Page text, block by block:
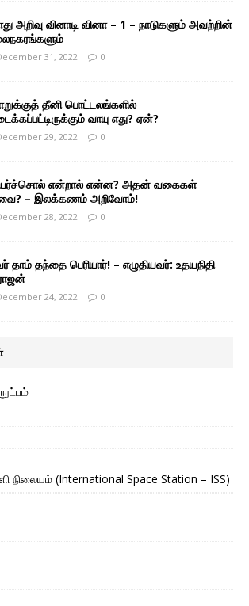
அறிவு வினாடி வினா – 1 – நாடுகளும் அவற்றின்
31, 2022 0
தீனி பொட்டலங்களில்
வாயு எது? ஏன்?
29, 2022 0
என்றால் என்ன? அதன் வகைகள்
– இலக்கணம் அறிவோம்!
28, 2022 0
தாம் தந்தை பெரியார்! – எழுதியவர்: உதயநிதி
24, 2022 0
நிலையம் (International Space Station – ISS)